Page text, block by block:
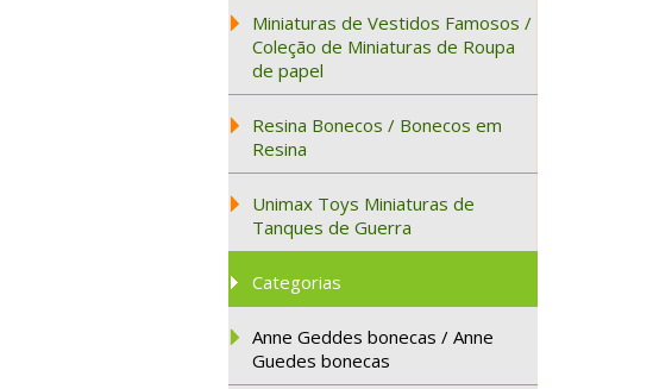
Miniaturas de Vestidos Famosos /
Coleção de Miniaturas de Roupa
de papel
Resina Bonecos / Bonecos em
Resina
Unimax Toys Miniaturas de
Tanques de Guerra
Categorias
Anne Geddes bonecas / Anne
Guedes bonecas